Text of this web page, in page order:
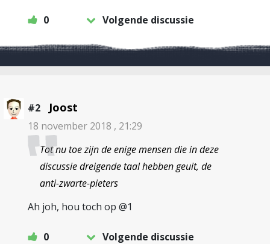
0 Volgende discussie
#2 Joost
18 november 2018 , 21:29
Tot nu toe zijn de enige mensen die in deze
discussie dreigende taal hebben geuit, de
anti-zwarte-pieters
Ah joh, hou toch op @1
0
Volgende discussie